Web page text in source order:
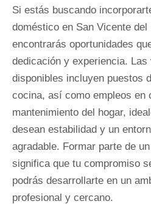
Si estás buscando
doméstico en San Vicente del
encontrarás oportunidades
dedicación y experiencia. Las
disponibles incluyen puestos
cocina, así como empleos en
mantenimiento del hogar,
desean estabilidad y un
agradable. Formar parte de
significa que tu compromiso
podrás desarrollarte en un
profesional y cercano.